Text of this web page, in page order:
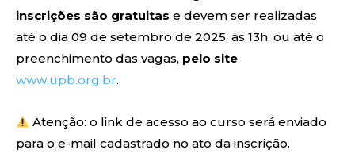
inscrições são gratuitas e devem ser realizadas
até o dia 09 de setembro de 2025, às 13h, ou até o
preenchimento das vagas, pelo site
www.upb.org.br.
Atenção: o link de acesso ao curso será enviado
para o e-mail cadastrado no ato da inscrição.